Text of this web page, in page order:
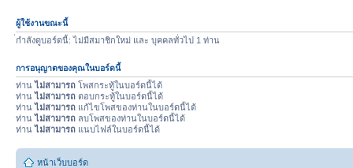
ผู้ใช้งานขณะนี้
่กำลังดูบอร์ดนี้: ไม่มีสมาชิกใหม่ และ บุคคลทั่วไป 1 ท่าน
การอนุญาตของคุณในบอร์ดนี้
ท่านไม่สามารถ โพสกระทู้ในบอร์ดนี้ได้
ท่านไม่สามารถ ตอบกระทู้ในบอร์ดนี้ได้
ท่านไม่สามารถ แก้ไขโพสของท่านในบอร์ดนี้ได้
ท่านไม่สามารถ ลบโพสของท่านในบอร์ดนี้ได้
ท่านไม่สามารถ แนบไฟล์ในบอร์ดนี้ได้
หน้าเว็บบอร์ด